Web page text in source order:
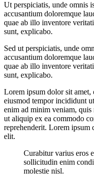
Ut perspiciatis, unde omnis
accusantium doloremque
quae ab illo inventore
sunt, explicabo.
Sed ut perspiciatis, unde
accusantium doloremque
quae ab illo inventore
sunt, explicabo.
Lorem ipsum dolor sit amet,
eiusmod tempor incididunt
enim ad minim veniam,
ut aliquip ex ea commodo
reprehenderit. Lorem ipsum
elit.
Curabitur varius eros
sollicitudin enim
molestie nisl.